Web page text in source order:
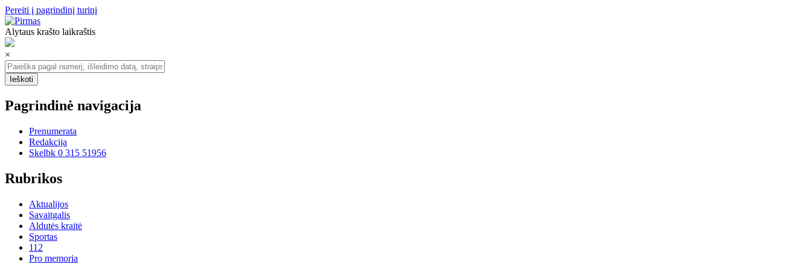
Pereiti į pagrindinį turinį
Alytaus krašto laikraštis
×
Pagrindinė navigacija
Prenumerata
Redakcija
Skelbk 0 315 51956
Rubrikos
Aktualijos
Savaitgalis
Aldutės kraitė
Sportas
112
Pro memoria